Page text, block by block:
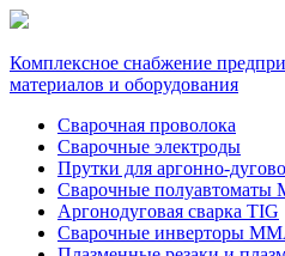
Комплексное снабжение
материалов и оборудования
Сварочная проволока
Сварочные электроды
Прутки для аргонно-
Сварочные полуавтоматы
Аргонодуговая сварка TIG
Сварочные инверторы